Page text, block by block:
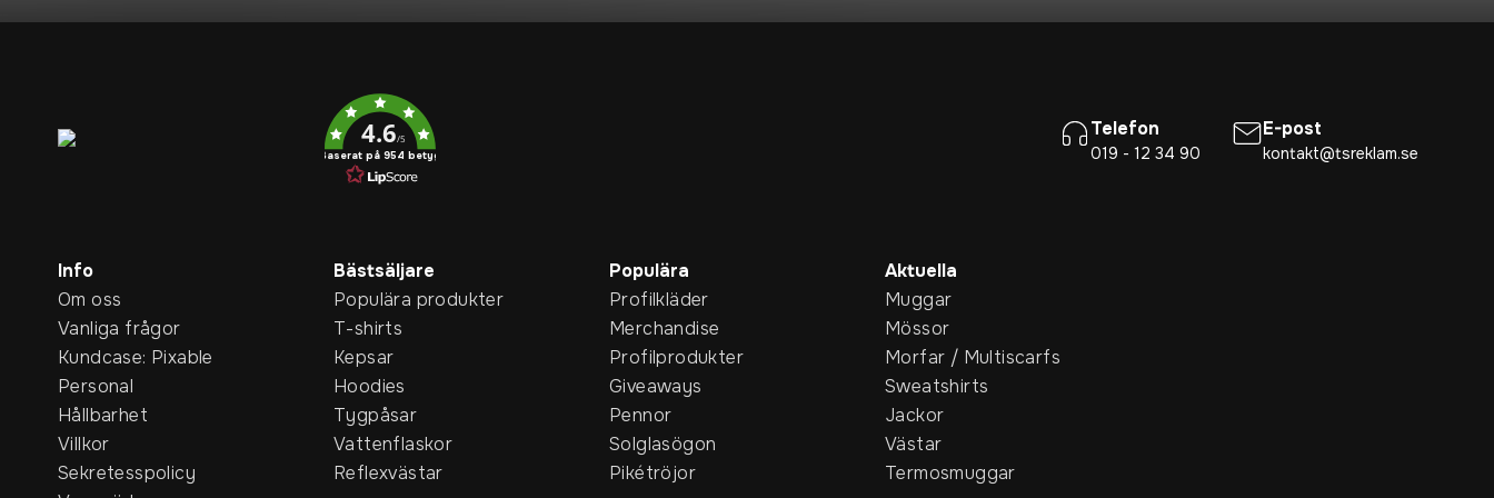
4.6/5
Baserat på 954 betyg
Telefon
019 - 12 34 90
E-post
kontakt@tsreklam.se
Info
Om oss
Vanliga frågor
Kundcase: Pixable
Personal
Hållbarhet
Villkor
Sekretesspolicy
Bästsäljare
Populära produkter
T-shirts
Kepsar
Hoodies
Tygpåsar
Vattenflaskor
Reflexvästar
Populära
Profilkläder
Merchandise
Profilprodukter
Giveaways
Pennor
Solglasögon
Pikétröjor
Aktuella
Muggar
Mössor
Morfar / Multiscarfs
Sweatshirts
Jackor
Västar
Termosmuggar